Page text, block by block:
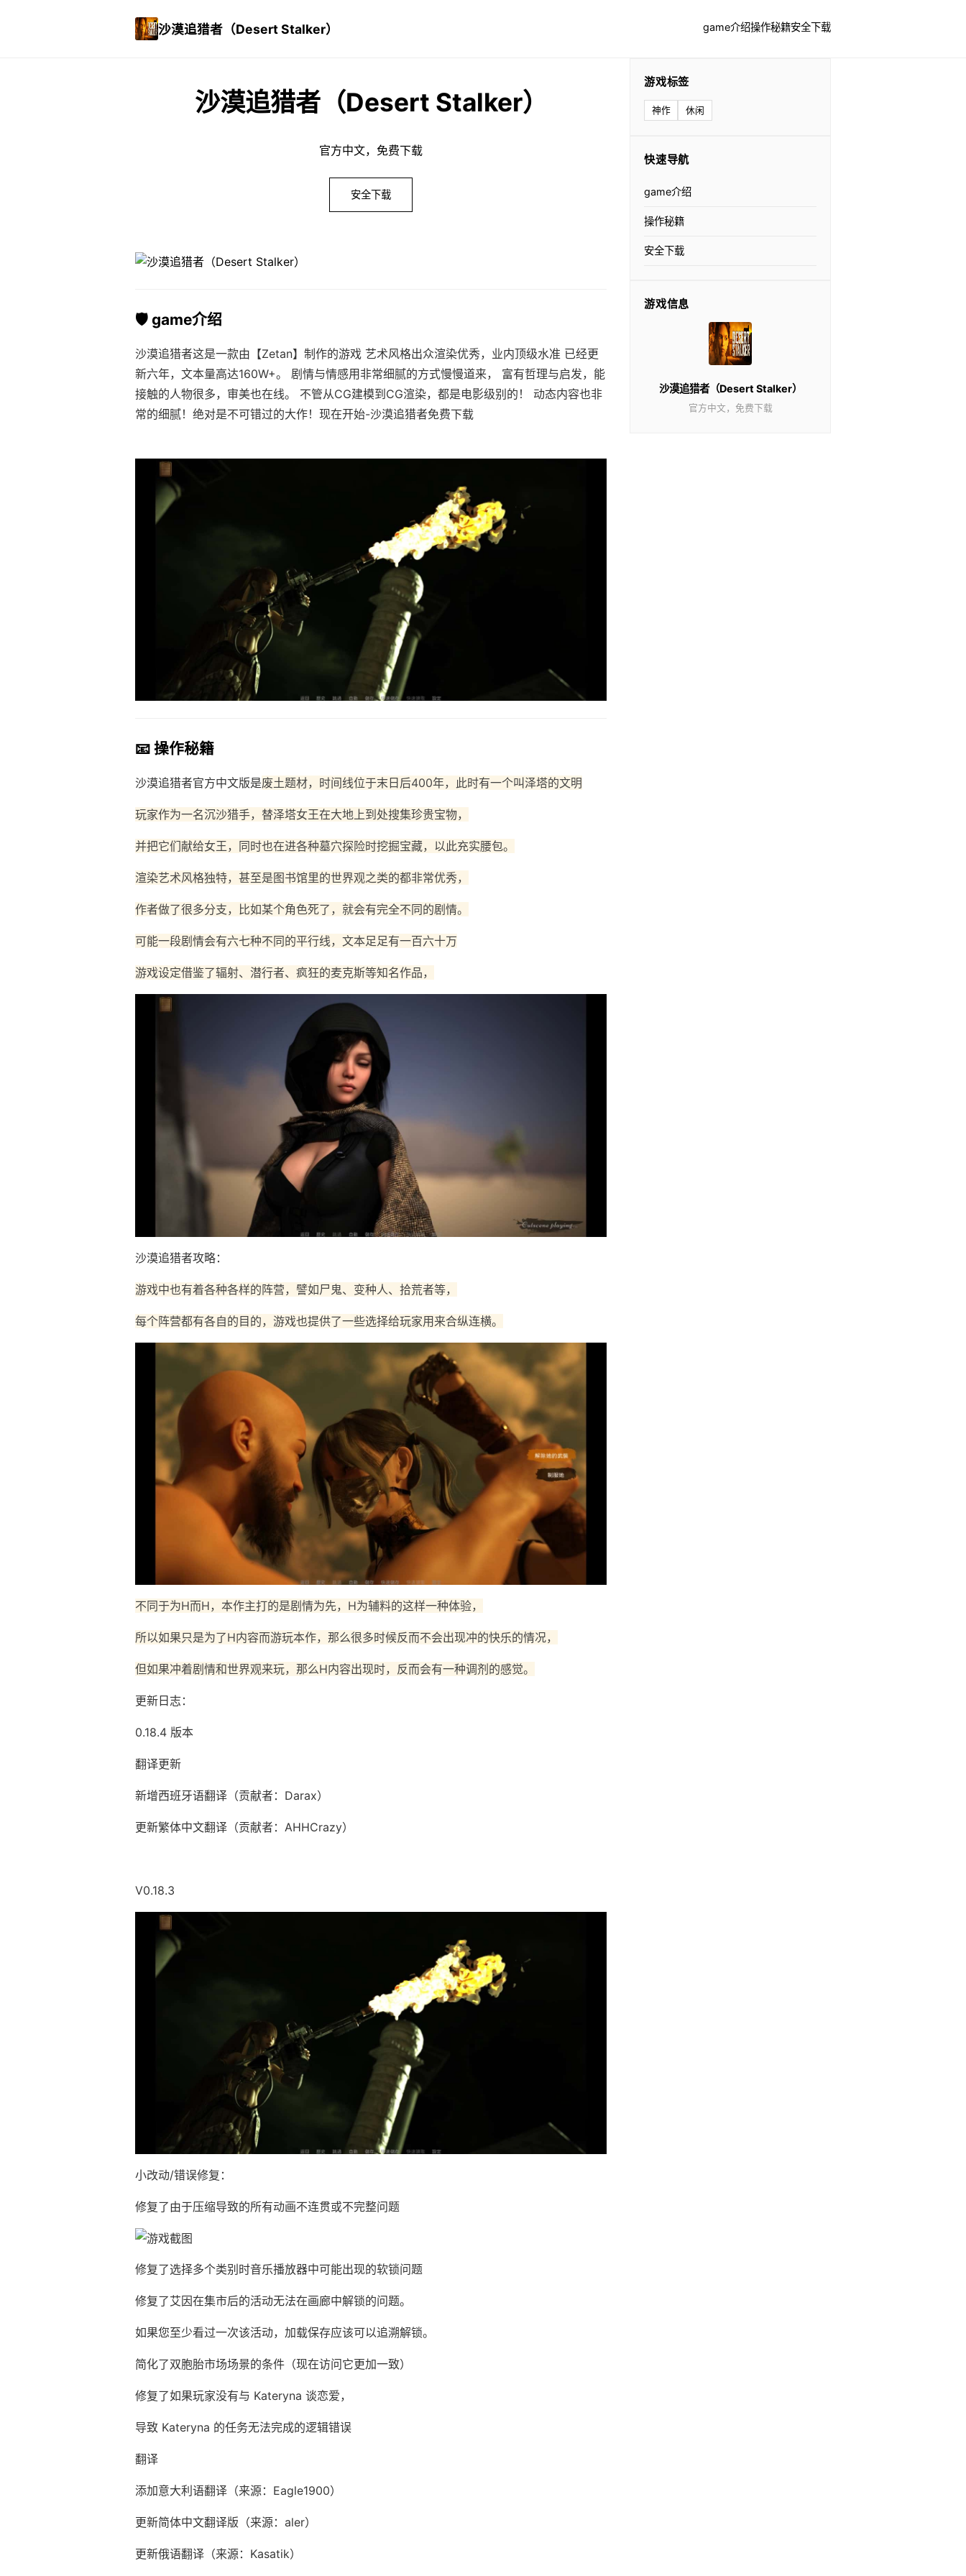
沙漠追猎者（Desert Stalker） game介绍操作秘籍安全下载
沙漠追猎者（Desert Stalker）
官方中文，免费下载
安全下载
🛡️ game介绍
沙漠追猎者这是一款由【Zetan】制作的游戏 艺术风格出众渲染优秀，业内顶级水准 已经更
新六年，文本量高达160W+。 剧情与情感用非常细腻的方式慢慢道来， 富有哲理与启发，能
接触的人物很多，审美也在线。 不管从CG建模到CG渲染，都是电影级别的！ 动态内容也非
常的细腻！绝对是不可错过的大作！现在开始-沙漠追猎者免费下载
📧 操作秘籍
沙漠追猎者官方中文版是废土题材，时间线位于末日后400年，此时有一个叫泽塔的文明
玩家作为一名沉沙猎手，替泽塔女王在大地上到处搜集珍贵宝物，
并把它们献给女王，同时也在进各种墓穴探险时挖掘宝藏，以此充实腰包。
渲染艺术风格独特，甚至是图书馆里的世界观之类的都非常优秀，
作者做了很多分支，比如某个角色死了，就会有完全不同的剧情。
可能一段剧情会有六七种不同的平行线，文本足足有一百六十万
游戏设定借鉴了辐射、潜行者、疯狂的麦克斯等知名作品，
沙漠追猎者攻略：
游戏中也有着各种各样的阵营，譬如尸鬼、变种人、拾荒者等，
每个阵营都有各自的目的，游戏也提供了一些选择给玩家用来合纵连横。
不同于为H而H，本作主打的是剧情为先，H为辅料的这样一种体验，
所以如果只是为了H内容而游玩本作，那么很多时候反而不会出现冲的快乐的情况，
但如果冲着剧情和世界观来玩，那么H内容出现时，反而会有一种调剂的感觉。
更新日志：
0.18.4 版本
翻译更新
新增西班牙语翻译（贡献者：Darax）
更新繁体中文翻译（贡献者：AHHCrazy）
V0.18.3
小改动/错误修复：
修复了由于压缩导致的所有动画不连贯或不完整问题
修复了选择多个类别时音乐播放器中可能出现的软锁问题
修复了艾因在集市后的活动无法在画廊中解锁的问题。
如果您至少看过一次该活动，加载保存应该可以追溯解锁。
简化了双胞胎市场场景的条件（现在访问它更加一致）
修复了如果玩家没有与 Kateryna 谈恋爱，
导致 Kateryna 的任务无法完成的逻辑错误
翻译
添加意大利语翻译（来源：Eagle1900）
更新简体中文翻译版（来源：aler）
更新俄语翻译（来源：Kasatik）
游戏标签
神作 休闲
快速导航
game介绍
操作秘籍
安全下载
游戏信息
沙漠追猎者（Desert Stalker）
官方中文，免费下载